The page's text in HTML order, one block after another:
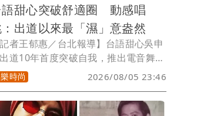
語甜心突破舒適圈 動感唱
出道以來最「濕」意盎然
記者王郁惠／台北報導】台語甜心吳申
道10年首度突破自我，推出電音舞曲
噗仔》，MV前往桃園一處廢棄工廠
，卻因沒有空調，加上炎夏高溫與棚
射，現場體感溫度直逼50度，讓她與
時尚 2026/08/05 23:46